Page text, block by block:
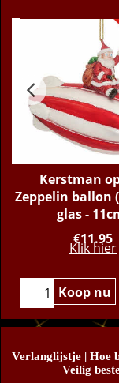
Kerstman
Zeppelin ballon
glas -
€11.95
Verlanglijstje | Hoe
Veilig